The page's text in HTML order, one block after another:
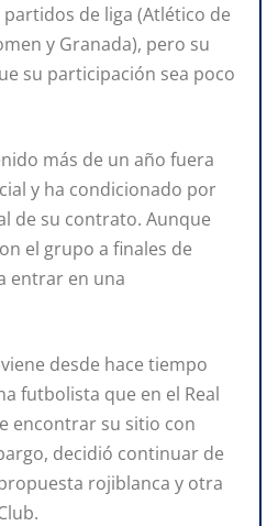
de liga (Atlético de
y Granada), pero su
su participación sea poco
más de un año fuera
y ha condicionado por
de su contrato. Aunque
el grupo a finales de
entrar en una
desde hace tiempo
futbolista que en el Real
encontrar su sitio con
decidió continuar de
rojiblanca y otra